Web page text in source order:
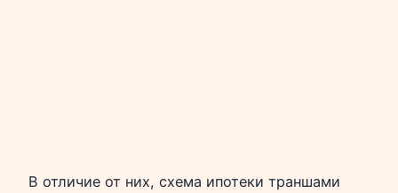
В отличие от них, схема ипотеки траншами